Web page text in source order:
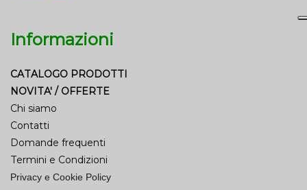
Informazioni
CATALOGO PRODOTTI
NOVITA' / OFFERTE
Chi siamo
Contatti
Domande frequenti
Termini e Condizioni
Privacy e Cookie Policy